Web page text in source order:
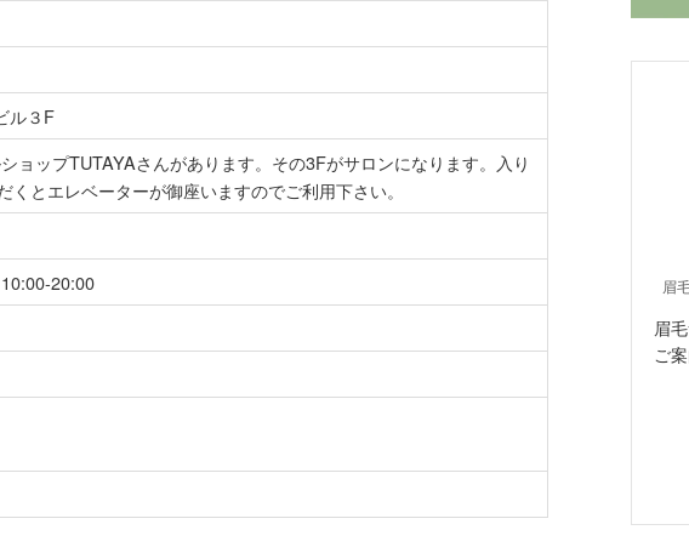
ル３F
ョップTUTAYAさんがあります。その3Fがサロンになります。入り
とエレベーターが御座いますのでご利用下さい。
20:00 眉
眉
ご